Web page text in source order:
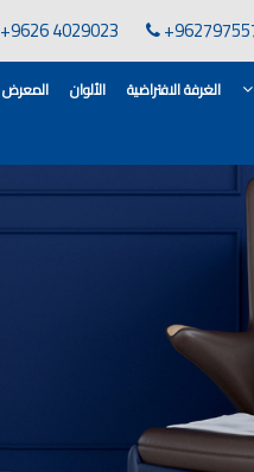
+9626 4029023
الغرفة الافتراضية الألوان المعرض
الأسمنتية
في الاردن
مهندس دهانات,
في الاردن
معيشة
معارض دهانات
دهانات القدس
دهانات شقق,
دهانات فاتحة,